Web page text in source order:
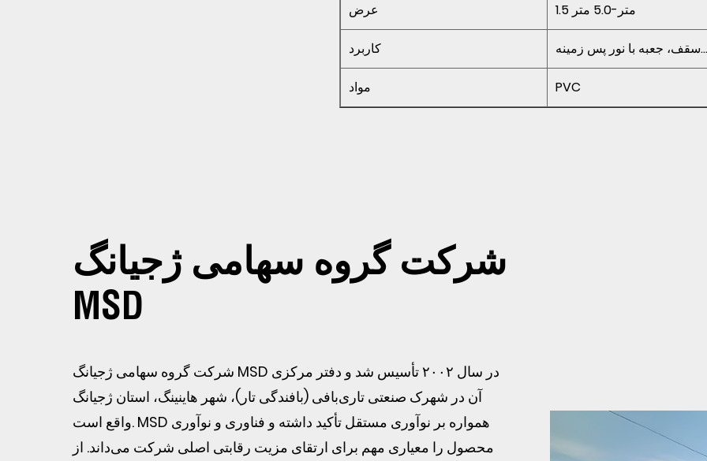
عرض 1.5 متر-5.0 متر
کاربرد پس زمینه...
مواد PVC
شرکت گروه سهامی ژجیانگ
MSD
شرکت گروه سهامی ژجیانگ MSD در سال ۲۰۰۲ تأسیس شد و دفتر مرکزی
آن در شهرک صنعتی تاری‌بافی (بافندگی تار)، شهر هاینینگ، استان ژجیانگ
واقع است. MSD همواره بر نوآوری مستقل تأکید داشته و فناوری و نوآوری
محصول را معیاری مهم برای ارتقای مزیت رقابتی اصلی شرکت می‌داند. از